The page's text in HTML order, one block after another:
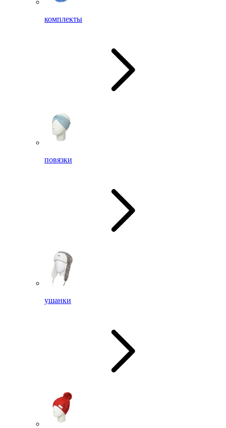
комплекты
повязки
ушанки